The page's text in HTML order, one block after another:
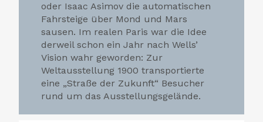
oder Isaac Asimov die automatischen
Fahrsteige über Mond und Mars
sausen. Im realen Paris war die Idee
derweil schon ein Jahr nach Wells’
Vision wahr geworden: Zur
Weltausstellung 1900 transportierte
eine „Straße der Zukunft“ Besucher
rund um das Ausstellungsgelände.